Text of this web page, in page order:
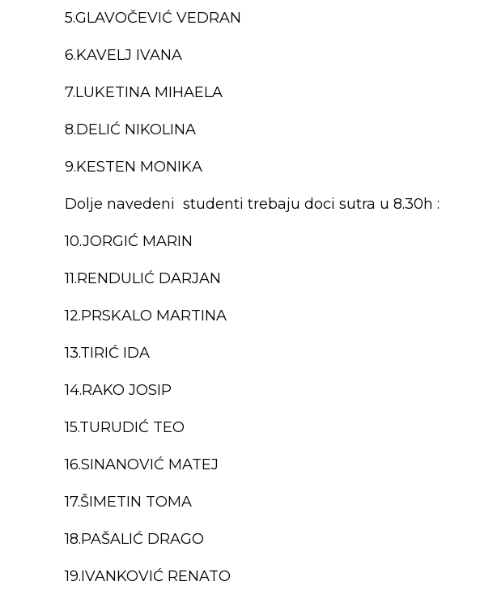
5.GLAVOČEVIĆ VEDRAN
6.KAVELJ IVANA
7.LUKETINA MIHAELA
8.DELIĆ NIKOLINA
9.KESTEN MONIKA
Dolje navedeni studenti trebaju doci sutra u 8.30h :
10.JORGIĆ MARIN
11.RENDULIĆ DARJAN
12.PRSKALO MARTINA
13.TIRIĆ IDA
14.RAKO JOSIP
15.TURUDIĆ TEO
16.SINANOVIĆ MATEJ
17.ŠIMETIN TOMA
18.PAŠALIĆ DRAGO
19.IVANKOVIĆ RENATO